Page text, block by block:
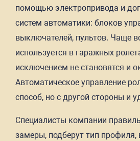
помощью электропривода и
систем автоматики: блоков
выключателей, пультов. Чаще
используется в гаражных
исключением не становятся и
Автоматическое управление
способ, но с другой стороны и
Специалисты компании
замеры, подберут тип профиля,